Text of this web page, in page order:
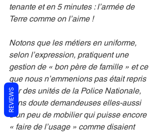
tenante et en 5 minutes : l’armée de
Terre comme on l’aime !
Notons que les métiers en uniforme,
selon l’expression, pratiquent une
gestion de « bon père de famille » et ce
que nous n’emmenions pas était repris
par des unités de la Police Nationale,
sans doute demandeuses elles-aussi
d’un peu de mobilier qui puisse encore
« faire de l’usage » comme disaient
REVIEWS